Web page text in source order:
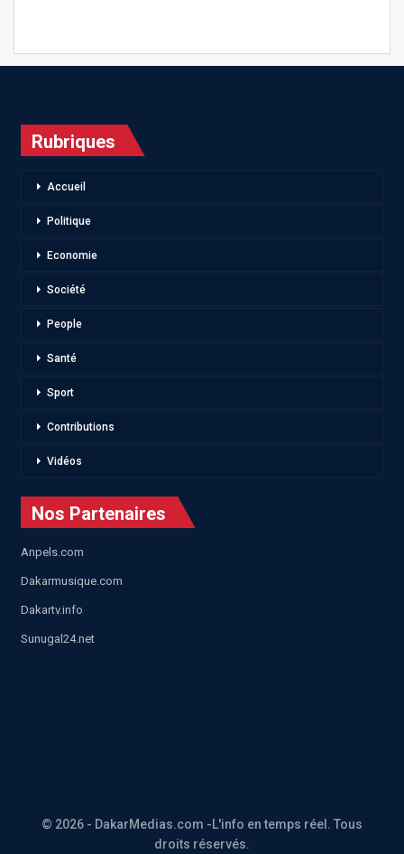
Rubriques
Accueil
Politique
Economie
Société
People
Santé
Sport
Contributions
Vidéos
Nos Partenaires
Anpels.com
Dakarmusique.com
Dakartv.info
Sunugal24.net
© 2026 - DakarMedias.com -L'info en temps réel. Tous
droits réservés.